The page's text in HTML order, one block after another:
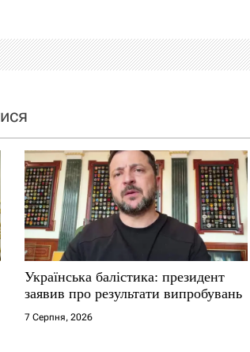
Українська балістика: президент
заявив про результати випробувань
7 Серпня, 2026